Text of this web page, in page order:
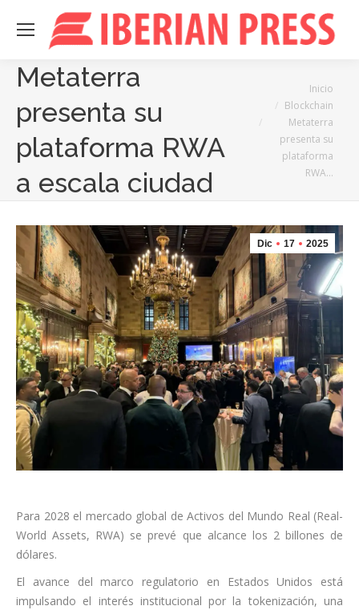
Metaterra
presenta su
plataforma RWA
a escala ciudad
Inicio
Blockchain
Metaterra
presenta su
plataforma
RWA…
Dic 17 2025
Para 2028 el mercado global de Activos del Mundo Real (Real-
World Assets, RWA) se prevé que alcance los 2 billones de
dólares.
El avance del marco regulatorio en Estados Unidos está
impulsando el interés institucional por la tokenización, una